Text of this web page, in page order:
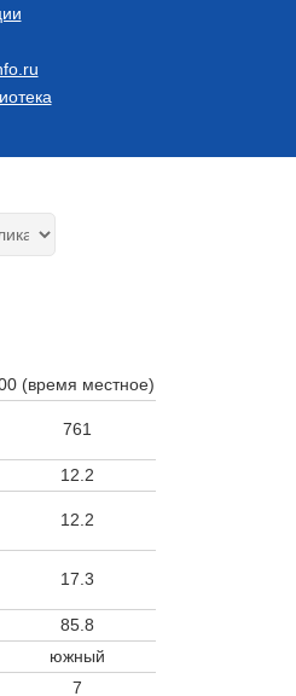
(время местное)
761
12.2
12.2
17.3
85.8
южный
7